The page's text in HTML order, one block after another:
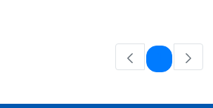
Pagina